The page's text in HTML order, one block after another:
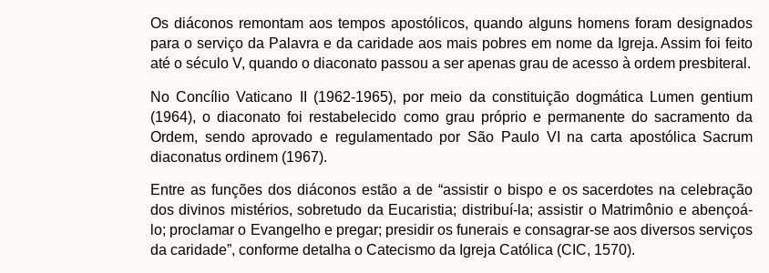
Os diáconos remontam aos tempos apostólicos, quando alguns homens foram designados
para o serviço da Palavra e da caridade aos mais pobres em nome da Igreja. Assim foi feito
até o século V, quando o diaconato passou a ser apenas grau de acesso à ordem presbiteral.
No Concílio Vaticano II (1962-1965), por meio da constituição dogmática Lumen gentium
(1964), o diaconato foi restabelecido como grau próprio e permanente do sacramento da
Ordem, sendo aprovado e regulamentado por São Paulo VI na carta apostólica Sacrum
diaconatus ordinem (1967).
Entre as funções dos diáconos estão a de “assistir o bispo e os sacerdotes na celebração
dos divinos mistérios, sobretudo da Eucaristia; distribuí-la; assistir o Matrimônio e abençoá-
lo; proclamar o Evangelho e pregar; presidir os funerais e consagrar-se aos diversos serviços
da caridade”, conforme detalha o Catecismo da Igreja Católica (CIC, 1570).